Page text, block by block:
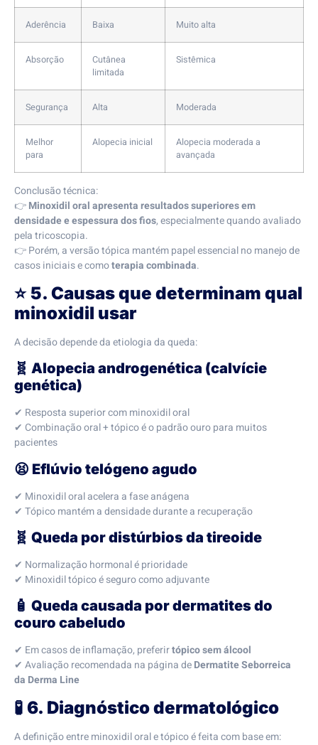
Aderência Baixa Muito alta
Absorção
Cutânea
limitada
Sistêmica
Segurança Alta Moderada
Melhor
para
Alopecia inicial
Alopecia moderada a
avançada
Conclusão técnica:
👉Minoxidil oral apresenta resultados superiores em
densidade e espessura dos fios, especialmente quando avaliado
pela tricoscopia.
👉 Porém, a versão tópica mantém papel essencial no manejo de
casos iniciais e comoterapia combinada.
⭐5. Causas que determinam qual
minoxidil usar
A decisão depende da etiologia da queda:
🧬 Alopecia androgenética (calvície
genética)
✔ Resposta superior com minoxidil oral
✔ Combinação oral + tópico é o padrão ouro para muitos
pacientes
😫 Eflúvio telógeno agudo
✔ Minoxidil oral acelera a fase anágena
✔ Tópico mantém a densidade durante a recuperação
🧬 Queda por distúrbios da tireoide
✔ Normalização hormonal é prioridade
✔ Minoxidil tópico é seguro como adjuvante
🧴 Queda causada por dermatites do
couro cabeludo
✔ Em casos de inflamação, preferirtópico sem álcool
✔ Avaliação recomendada na página deDermatite Seborreica
da Derma Line
🧪 6. Diagnóstico dermatológico
A definição entre minoxidil oral e tópico é feita com base em: